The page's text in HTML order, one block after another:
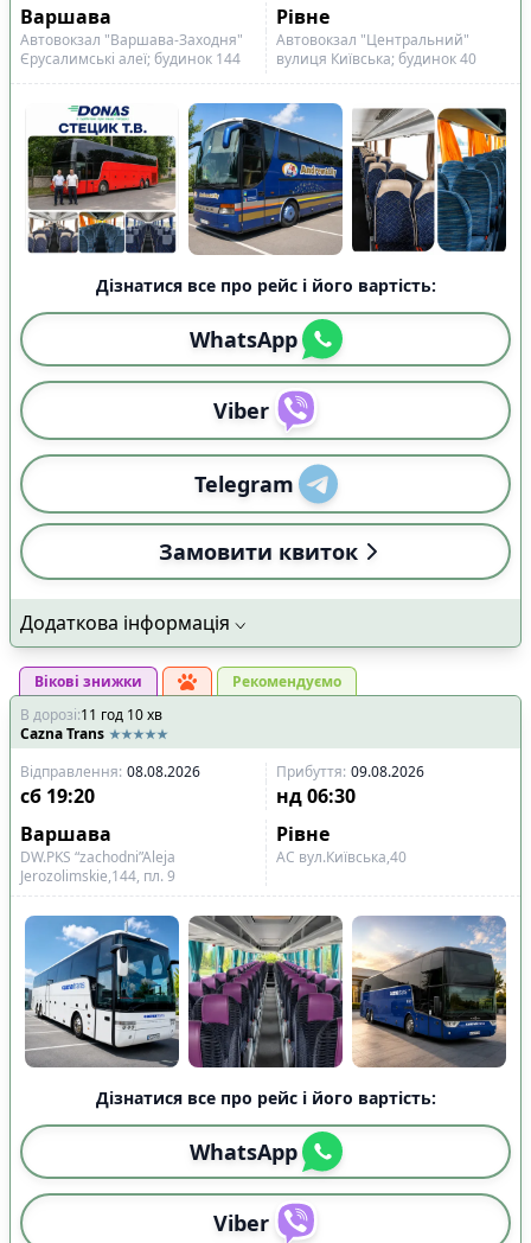
Варшава
Рівне
Автовокзал "Варшава-Заходня"
Єрусалимські алеї; будинок 144
Автовокзал "Центральний"
вулиця Київська; будинок 40
Дізнатися все про рейс і його вартість:
WhatsApp
Viber
Telegram
Замовити квиток
Додаткова інформація
Вікові знижки
Рекомендуємо
В дорозі:11 год 10хв
Cazna Trans
Відправлення: 08.08.2026 Прибуття: 09.08.2026
сб 19:20 нд 06:30
Варшава
Рівне
DW.PKS “zachodni”Aleja
Jerozolimskie,144, пл. 9
АС вул.Київська,40
Дізнатися все про рейс і його вартість:
WhatsApp
Viber